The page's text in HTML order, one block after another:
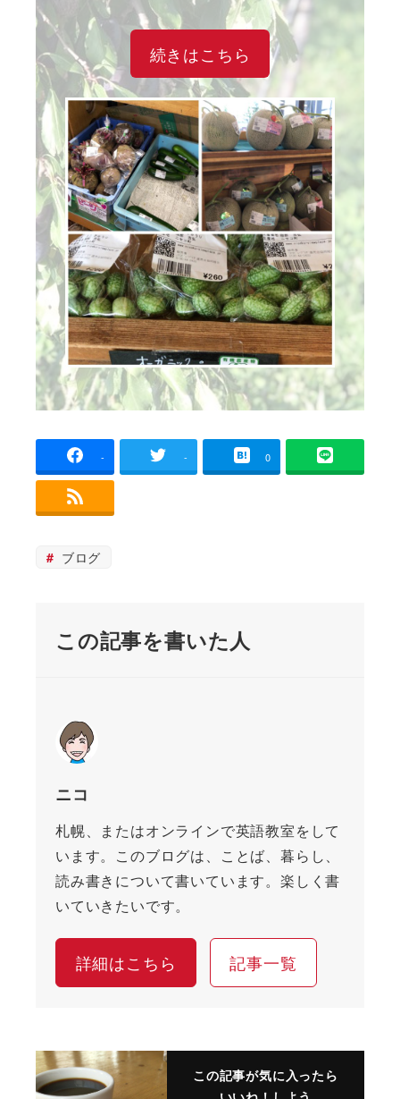
続きはこちら
- - 0
ブログ
この記事を書いた人
ニコ
札幌、またはオンラインで英語教室をして
います。このブログは、ことば、暮らし、
読み書きについて書いています。楽しく書
いていきたいです。
詳細はこちら 記事一覧
この記事が気に入ったら